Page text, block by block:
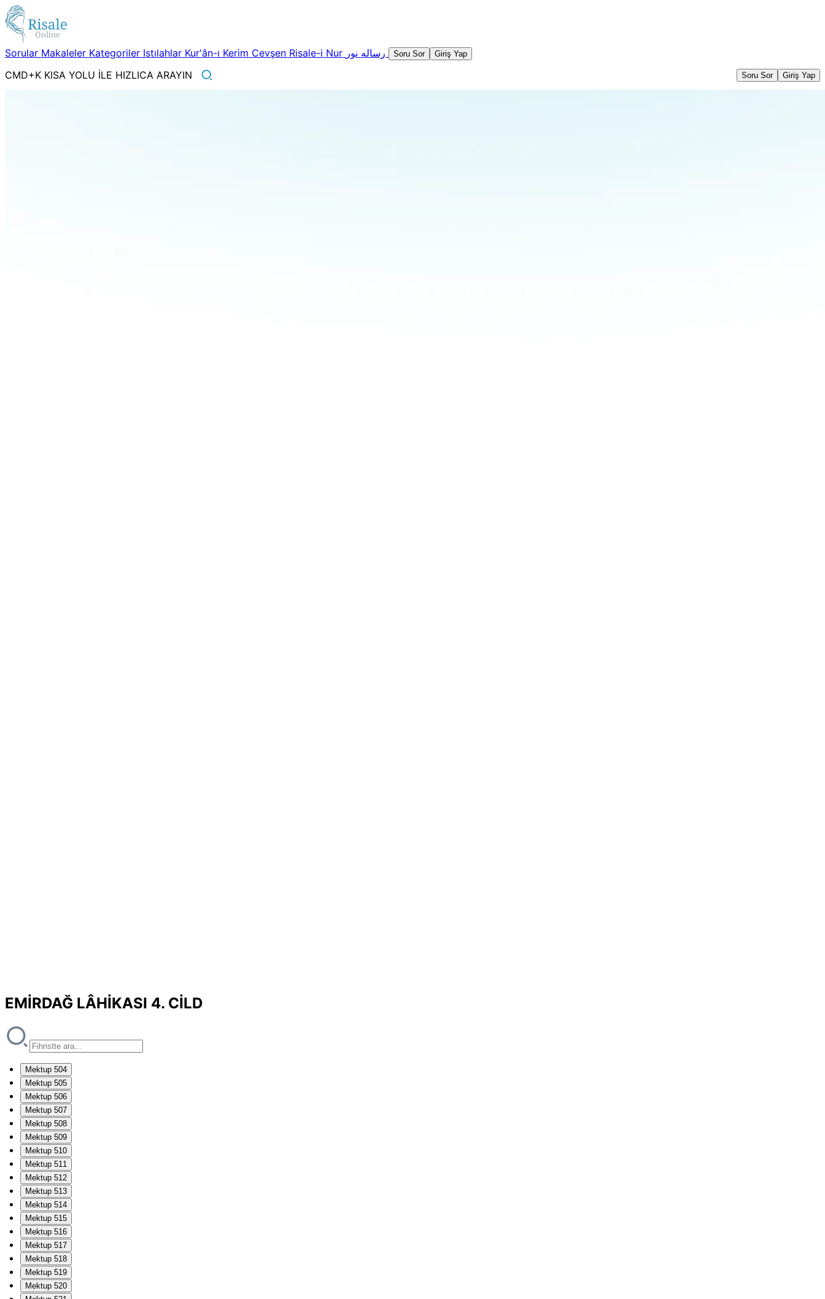
Sorular Makaleler Kategoriler Istılahlar Kur'ân-ı Kerim Cevşen Risale-i Nur Soru Sor Giriş Yap
CMD+K KISA YOLU İLE HIZLICA ARAYIN Soru Sor Giriş Yap
EMİRDAĞ LÂHİKASI 4. CİLD
Mektup 504
Mektup 505
Mektup 506
Mektup 507
Mektup 508
Mektup 509
Mektup 510
Mektup 511
Mektup 512
Mektup 513
Mektup 514
Mektup 515
Mektup 516
Mektup 517
Mektup 518
Mektup 519
Mektup 520